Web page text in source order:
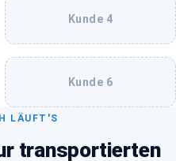
Kunde 4
Kunde 6
LÄUFT'S
transportierten